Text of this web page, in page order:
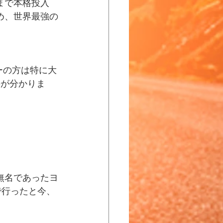
で本格投入
、世界最強の
の方は特に大
分かりま
であったヨ
ったと今、